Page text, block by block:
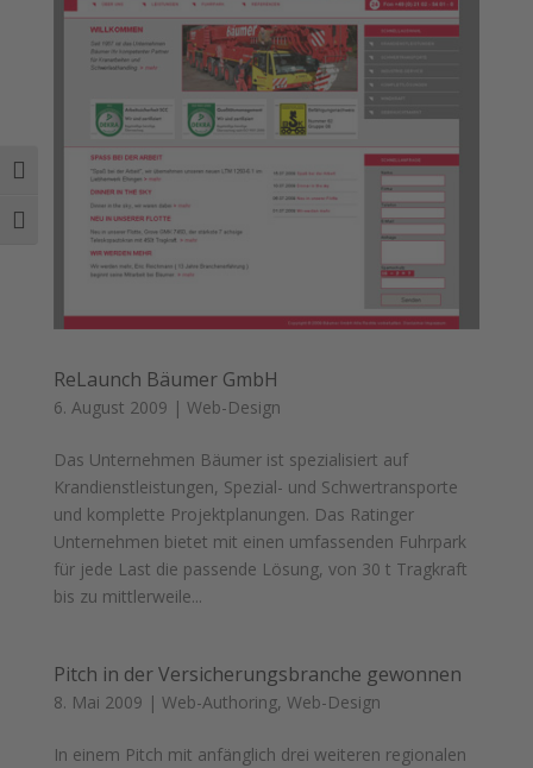
Umschalten auf hohe Kontraste
Schrift vergrößern
ReLaunch Bäumer GmbH
6. August 2009 | Web-Design
Das Unternehmen Bäumer ist spezialisiert auf
Krandienstleistungen, Spezial- und Schwertransporte
und komplette Projektplanungen. Das Ratinger
Unternehmen bietet mit einen umfassenden Fuhrpark
für jede Last die passende Lösung, von 30 t Tragkraft
bis zu mittlerweile...
Pitch in der Versicherungsbranche gewonnen
8. Mai 2009 | Web-Authoring, Web-Design
In einem Pitch mit anfänglich drei weiteren regionalen